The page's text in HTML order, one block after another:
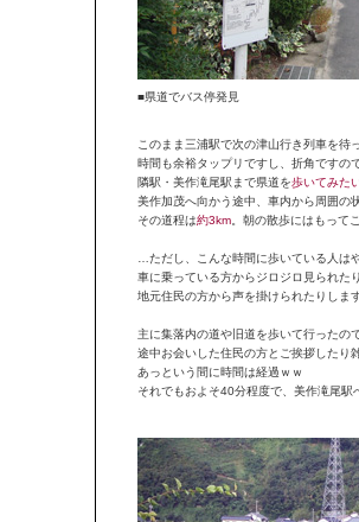
■県道でバス停発見
このまま三浦駅で次の津山行き列車を待
時間も余裕タップリですし、折角ですので
隣駅・美作滝尾駅まで県道を歩いてみた
美作加茂へ向かう途中、車内から周囲の
その道程は約3km 。朝の散歩にはもって
…ただし、こんな時間に歩いている人は
車に乗っている方からジロジロ見られたり
地元住民の方から声を掛けられたりしま
主に集落内の道や旧道を歩いて行ったの
途中お会いした住民の方とご挨拶したり
あっという間に時間は経過ｗｗ
それでもおよそ40分程度で、美作滝尾駅